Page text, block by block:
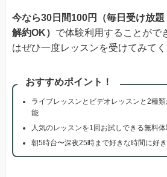
今なら30日間100円（毎日受け放
解約OK） で体験利用することがで
はぜひ一度レッスンを受けてみてく
おすすめポイント！
ライブレッスンとビデオレッスンと2種
能
人気のレッスンを1回お試しできる無料体
朝5時台〜深夜25時まで好きな時間に好